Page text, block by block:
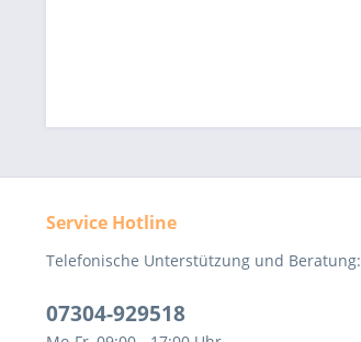
Service Hotline
Telefonische Unterstützung und Beratung:
07304-929518